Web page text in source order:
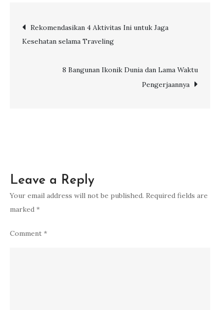
Aman
saat
dengan
Post
navigation
Rekomendasikan 4 Aktivitas Ini untuk Jaga
Kesehatan selama Traveling
8 Bangunan Ikonik Dunia dan Lama Waktu
Pengerjaannya
Leave a Reply
Your email address will not be published. Required fields are
marked *
Comment *